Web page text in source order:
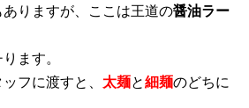
りますが、ここは王道の醤油ラー
ます。
フに渡すと、 太麺と細麺のどちに